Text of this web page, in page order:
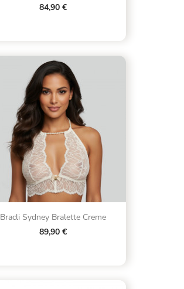
84,90 €
Bracli Sydney Bralette Creme
89,90 €